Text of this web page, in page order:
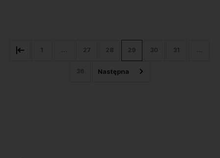
1 27 28 29 30 31
36